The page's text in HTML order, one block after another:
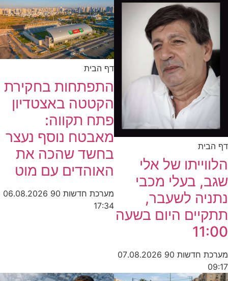
דף הבית
הלווייתו של אלי
שגב, בעלי מכבי
נתניה לשעבר,
תתקיים היום בשעה
11:00
מערכת חדשות 90
07.08.2026
09:17
דף הבית
התפתחות בחקירת
הקטטה באצטדיון
פתח תקווה:
מאבטח נוסף נעצר
בחשד שהכה את
האוהדים עם מוט
מערכת חדשות 90
06.08.2026
17:34